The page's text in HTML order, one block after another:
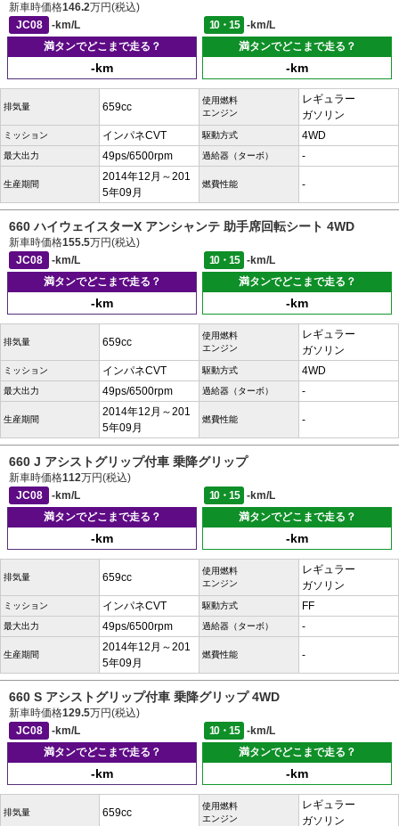
新車時価格146.2万円(税込)
JC08
-km/L 10・15
-km/L
満タンでどこまで走る？
-km
満タンでどこまで走る？
-km
排気量 659cc
使用燃料
エンジン
レギュラー
ガソリン
ミッション インパネCVT 駆動方式 4WD
最大出力 49ps/6500rpm 過給器（ターボ） -
生産期間
2014年12月～201
5年09月
燃費性能 -
660 ハイウェイスターX アンシャンテ 助手席回転シート 4WD
新車時価格155.5万円(税込)
JC08
-km/L 10・15
-km/L
満タンでどこまで走る？
-km
満タンでどこまで走る？
-km
排気量 659cc
使用燃料
エンジン
レギュラー
ガソリン
ミッション インパネCVT 駆動方式 4WD
最大出力 49ps/6500rpm 過給器（ターボ） -
生産期間
2014年12月～201
5年09月
燃費性能 -
660 J アシストグリップ付車 乗降グリップ
新車時価格112万円(税込)
JC08
-km/L 10・15
-km/L
満タンでどこまで走る？
-km
満タンでどこまで走る？
-km
排気量 659cc
使用燃料
エンジン
レギュラー
ガソリン
ミッション インパネCVT 駆動方式 FF
最大出力 49ps/6500rpm 過給器（ターボ） -
生産期間
2014年12月～201
5年09月
燃費性能 -
660 S アシストグリップ付車 乗降グリップ 4WD
新車時価格129.5万円(税込)
JC08
-km/L 10・15
-km/L
満タンでどこまで走る？
-km
満タンでどこまで走る？
-km
排気量 659cc
使用燃料
エンジン
レギュラー
ガソリン